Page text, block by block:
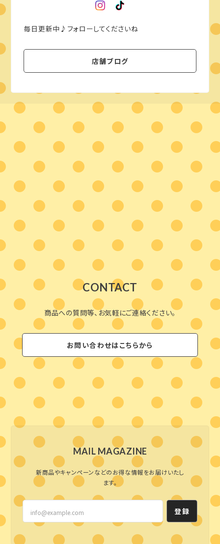
毎日更新中♪フォローしてくださいね
店舗ブログ
CONTACT
商品への質問等、お気軽にご連絡ください。
お問い合わせはこちらから
MAIL MAGAZINE
新商品やキャンペーンなどのお得な情報をお届けいたし
ます。
登録